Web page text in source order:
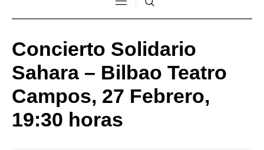
Concierto Solidario
Sahara – Bilbao Teatro
Campos, 27 Febrero,
19:30 horas